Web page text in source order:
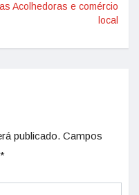
Acolhedoras e comércio
local
publicado. Campos
*